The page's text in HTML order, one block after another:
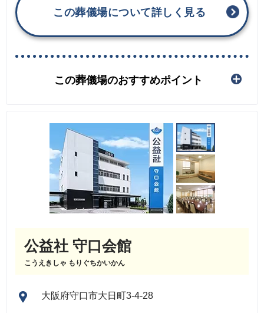
この葬儀場について詳しく見る
この葬儀場のおすすめポイント
公益社 守口会館
こうえきしゃ もりぐちかいかん
大阪府守口市大日町3-4-28